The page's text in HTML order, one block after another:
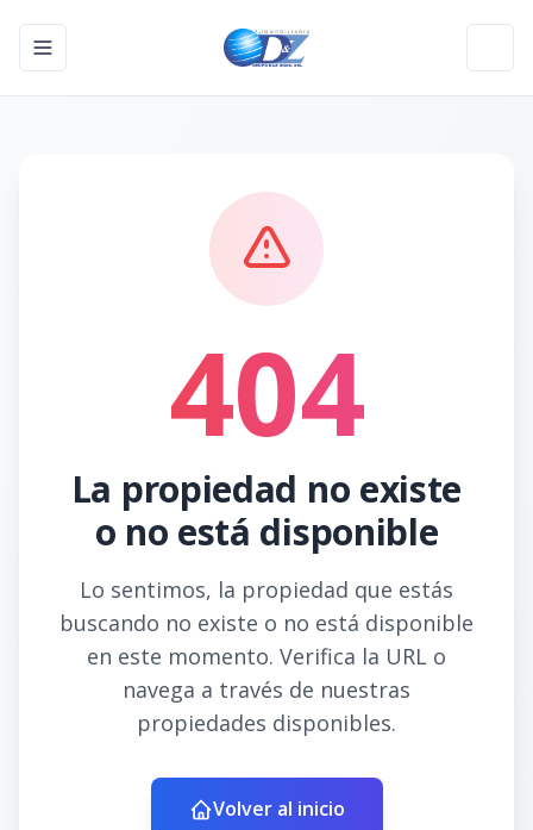
Toggle navigation menu
404
La propiedad no existe
o no está disponible
Lo sentimos, la propiedad que estás
buscando no existe o no está disponible
en este momento. Verifica la URL o
navega a través de nuestras
propiedades disponibles.
Volver al inicio